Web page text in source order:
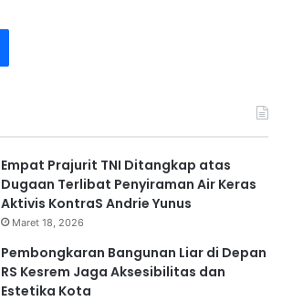
Empat Prajurit TNI Ditangkap atas
Dugaan Terlibat Penyiraman Air Keras
Aktivis KontraS Andrie Yunus
Maret 18, 2026
Pembongkaran Bangunan Liar di Depan
RS Kesrem Jaga Aksesibilitas dan
Estetika Kota